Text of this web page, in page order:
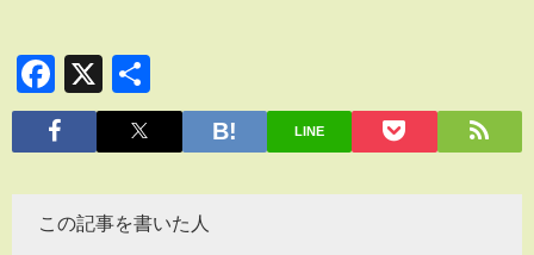
Facebook
X
有
LINE
この記事を書いた人